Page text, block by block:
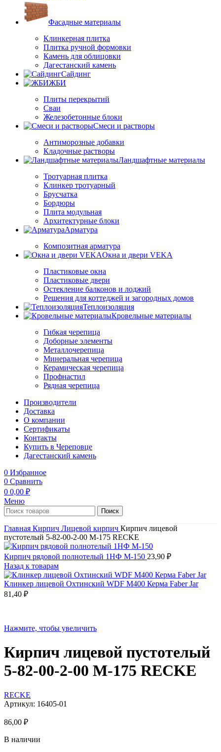
Фасадные материалы
Клинкерная плитка
Плитка ручной формовки
Камень для облицовки
Дагестанский камень
Сайдинг
ЖБИ
Плиты перекрытий
Сваи
Железобетонные блоки
Cмеси и растворы
Антиморозные добавки
Кладочные растворы
Ландшафтные материалы
Тротуарная плитка
Клинкер тротуарный
Брусчатка
Бордюры
Плита модульная
Архитектурные блоки
Арматура
Композитная арматура
Окна и двери VEKA
Пластиковые окна
Пластиковые двери
Остекление балконов и лоджий
Решения для коттеджей и загородных домов
Теплоизоляция
Кровельные материалы
Гибкая черепица
Доборные элементы
Металлочерепица
Минеральная черепица
Керамическая черепица
Профнастил
Рядная черепица
Производители
Доставка
О компании
Сертификаты
Контакты
Купить в Череповце
Дагестанский камень
0 Избранное
0 Сравнить
0 0,00 ₽
Меню
Поиск
Главная Кирпич Лицевой кирпич Кирпич лицевой
пустотелый 5-82-00-2-00 М-175 RECKE
Кирпич рядовой полнотелый 1НФ М-150 23,90 ₽
Назад к товарам
Клинкер лицевой Охтинский WDF М400 Керма Faber Jar
81,40 ₽
Нажмите, чтобы увеличить
Кирпич лицевой пустотелый
5-82-00-2-00 М-175 RECKE
RECKE
Артикул: 16405-01
86,00 ₽
В наличии